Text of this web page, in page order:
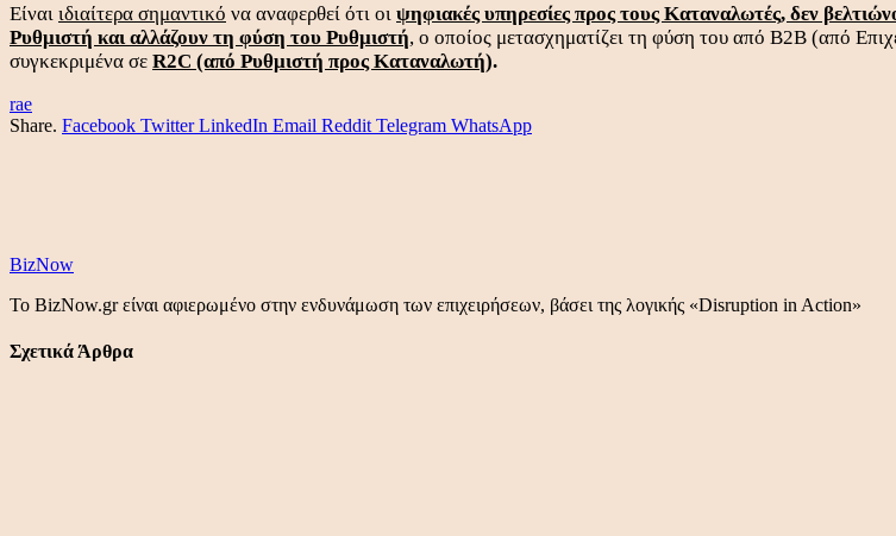
Είναι ιδιαίτερα σημαντικό να αναφερθεί ότι οι ψηφιακές υπηρεσίες προς τους Καταναλωτές, δεν
Ρυθμιστή και αλλάζουν τη φύση του Ρυθμιστή, ο οποίος μετασχηματίζει τη φύση του από B2B (από
συγκεκριμένα σε R2C (από Ρυθμιστή προς Καταναλωτή).
rae
Share. Facebook Twitter LinkedIn Email Reddit Telegram WhatsApp
BizNow
Το BizNow.gr είναι αφιερωμένο στην ενδυνάμωση των επιχειρήσεων, βάσει της λογικής «Disruption in Action»
Σχετικά Άρθρα